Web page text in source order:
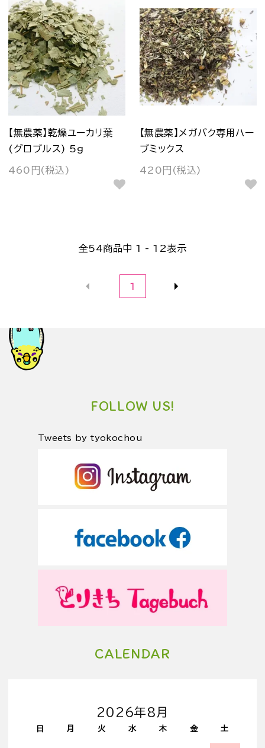
【無農薬】乾燥ユーカリ葉
(グロブルス) 5g
460円(税込)
【無農薬】メガバク専用ハー
ブミックス
420円(税込)
全54商品中 1 - 12表示
1
FOLLOW US!
Tweets by tyokochou
CALENDAR
2026年8月
日 月 火 水 木 金 土